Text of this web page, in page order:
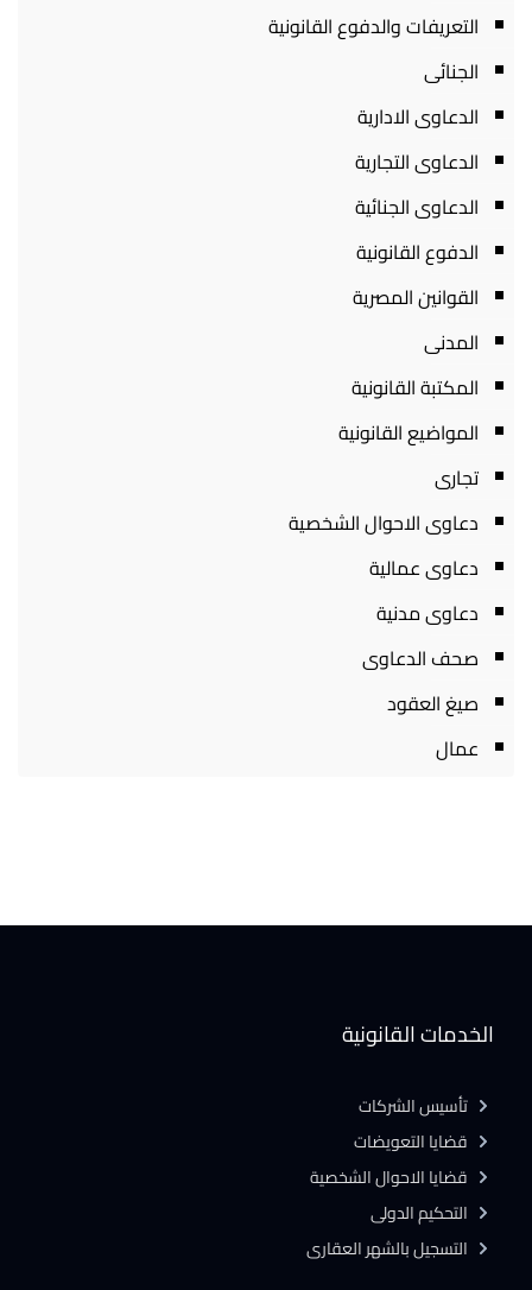
التعريفات والدفوع القانونية
الجنائى
الدعاوى الادارية
الدعاوى التجارية
الدعاوى الجنائية
الدفوع القانونية
القوانين المصرية
المدنى
المكتبة القانونية
المواضيع القانونية
تجارى
دعاوى الاحوال الشخصية
دعاوى عمالية
دعاوى مدنية
صحف الدعاوى
صيغ العقود
عمال
الخدمات القانونية
تأسيس الشركات
قضايا التعويضات
قضايا الاحوال الشخصية
التحكيم الدولى
التسجيل بالشهر العقارى